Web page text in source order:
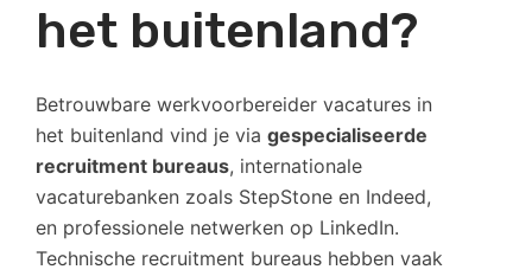
het buitenland?
Betrouwbare werkvoorbereider vacatures in
het buitenland vind je via gespecialiseerde
recruitment bureaus, internationale
vacaturebanken zoals StepStone en Indeed,
en professionele netwerken op LinkedIn.
Technische recruitment bureaus hebben vaak